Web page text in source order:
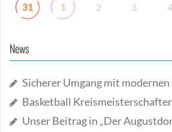
31 1 2 3 4
News
Sicherer Umgang mit
Basketball
Unser Beitrag in „Der